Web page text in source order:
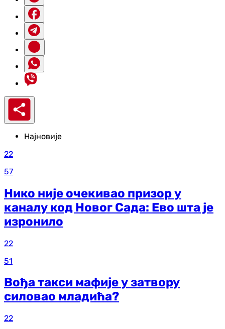
Најновије
22
57
Нико није очекивао призор у
каналу код Новог Сада: Ево шта је
изронило
22
51
Вођа такси мафије у затвору
силовао младића?
22